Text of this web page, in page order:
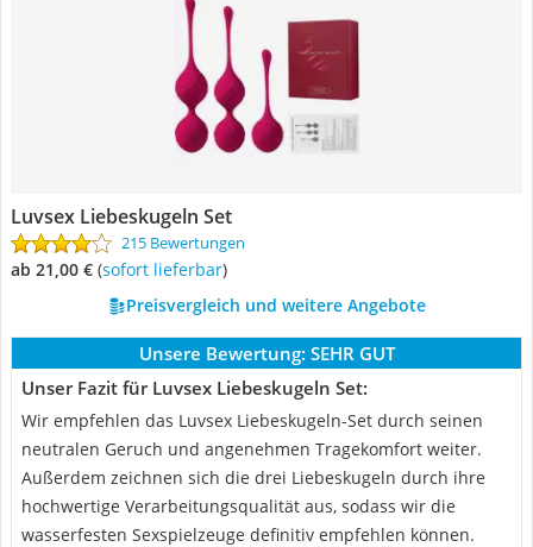
Luvsex Liebeskugeln Set
215 Bewertungen
ab 21,00 € ( Sofort lieferbar)
Preisvergleich und weitere Angebote
Unsere Bewertung: SEHR GUT
Unser Fazit für Luvsex Liebeskugeln Set:
Wir empfehlen das Luvsex Liebeskugeln-Set durch seinen
neutralen Geruch und angenehmen Tragekomfort weiter.
Außerdem zeichnen sich die drei Liebeskugeln durch ihre
hochwertige Verarbeitungsqualität aus, sodass wir die
wasserfesten Sexspielzeuge definitiv empfehlen können.